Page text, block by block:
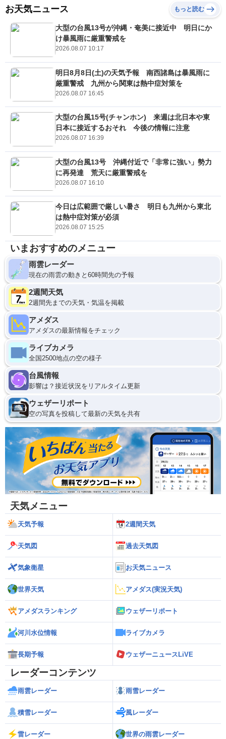
お天気ニュース もっと読む
大型の台風13号が沖縄・奄美に接近中 明日にか
け暴風雨に厳重警戒を
2026.08.07 10:17
明日8月8日(土)の天気予報 南西諸島は暴風雨に
厳重警戒 九州から関東は熱中症対策を
2026.08.07 16:45
大型の台風15号(チャンホン) 来週は北日本や東
日本に接近するおそれ 今後の情報に注意
2026.08.07 16:39
大型の台風13号 沖縄付近で「非常に強い」勢力
に再発達 荒天に厳重警戒を
2026.08.07 16:10
今日は広範囲で厳しい暑さ 明日も九州から東北
は熱中症対策が必須
2026.08.07 15:25
いまおすすめのメニュー
雨雲レーダー
現在の雨雲の動きと60時間先の予報
2週間天気
2週間先までの天気・気温を掲載
アメダス
アメダスの最新情報をチェック
ライブカメラ
全国2500地点の空の様子
台風情報
影響は？接近状況をリアルタイム更新
ウェザーリポート
空の写真を投稿して最新の天気を共有
天気メニュー
天気予報 2週間天気
天気図 過去天気図
気象衛星 お天気ニュース
世界天気 アメダス(実況天気)
アメダスランキング ウェザーリポート
河川水位情報 ライブカメラ
長期予報 ウェザーニュースLiVE
レーダーコンテンツ
雨雲レーダー 雨雪レーダー
積雪レーダー 風レーダー
雷レーダー 世界の雨雲レーダー